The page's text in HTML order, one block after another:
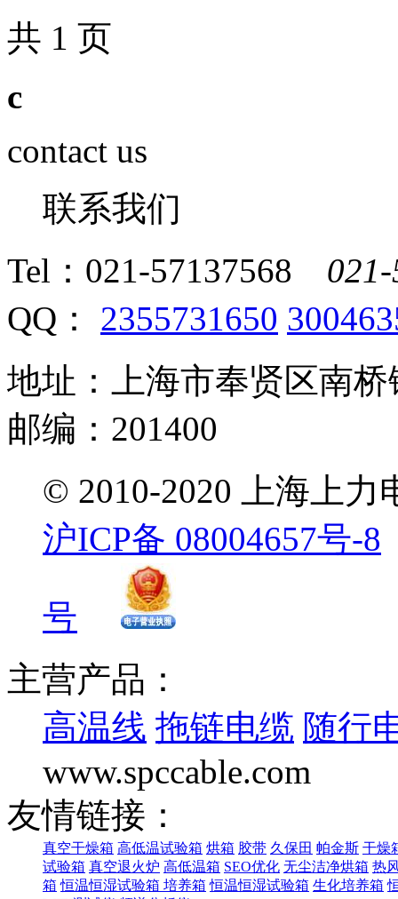
共 1 页
c
contact us
联系我们
Tel： 021-57137568
QQ： 2355731650
地址：上海市奉贤区南
邮编：201400
© 2010-2020 上海上
沪ICP备 08004657号-8
号
主营产品：
高温线 拖链电缆 随行
www.spccable.com
友情链接：
真空干燥箱 高低温试验箱 烘箱 胶带 久保田 帕金斯 干燥
试验箱 真空退火炉 高低温箱 SEO优化 无尘洁净烘箱 热
箱 恒温恒湿试验箱 培养箱 恒温恒湿试验箱 生化培养箱